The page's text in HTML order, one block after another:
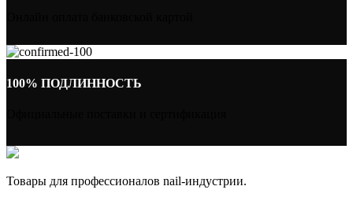
100% ПОДЛИННОСТЬ
Товары для профессионалов nail-индустрии.